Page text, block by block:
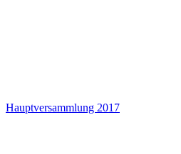
Hauptversammlung 2017